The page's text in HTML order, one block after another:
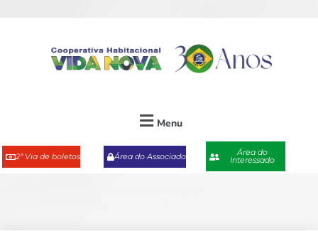
Menu
2ª Via de boletos Área do Associado Área do
Interessado